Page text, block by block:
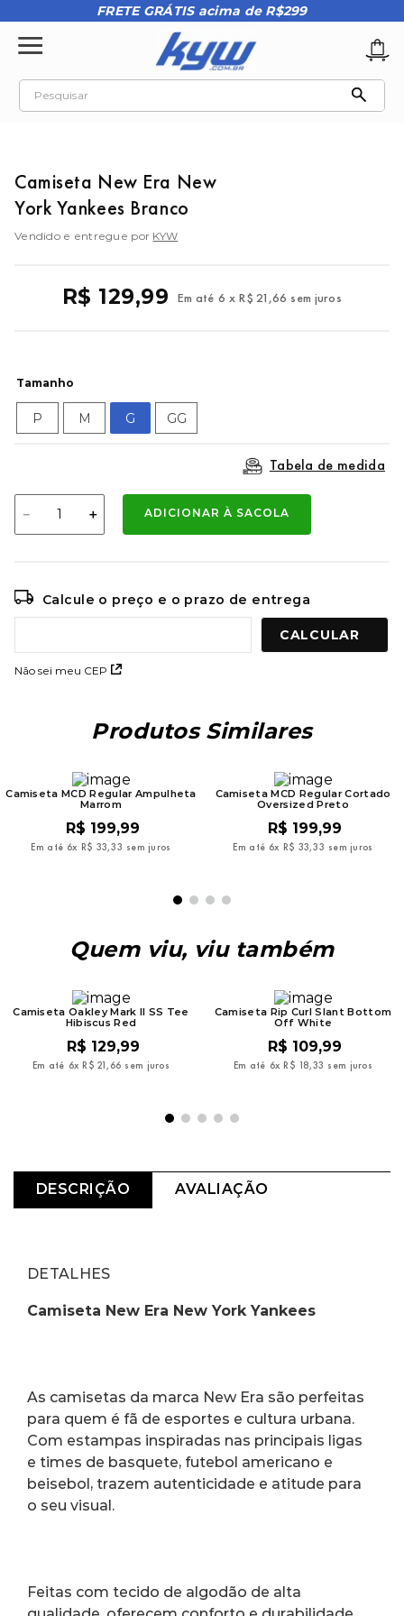
FRETE GRÁTIS acima de R$299
Pesquisar
Camiseta New Era New
York Yankees Branco
Vendido e entregue por KYW
R$ 129,99 Em até 6 x R$ 21 ,66 sem juros
Tamanho
P M G GG
Tabela de medida
＋
－ ADICIONAR À SACOLA
Calcule o preço e o prazo de entrega
Não sei meu CEP
Produtos Similares
Camiseta MCD Regular Ampulheta
Marrom
R$ 199,99
Em até 6x R$ 33,33 sem juros
Camiseta MCD Regular Cortado
Oversized Preto
R$ 199,99
Em até 6x R$ 33,33 sem juros
Quem viu, viu também
Camiseta Oakley Mark II SS Tee
Hibiscus Red
R$ 129,99
Em até 6x R$ 21 , 66 sem juros
Camiseta Rip Curl Slant Bottom
Off White
R$ 109,99
Em até 6x R$ 18,33 sem juros
DESCRIÇÃO AVALIAÇÃO
DETALHES
Camiseta New Era New York Yankees
As camisetas da marca New Era são perfeitas
para quem é fã de esportes e cultura urbana.
Com estampas inspiradas nas principais ligas
e times de basquete, futebol americano e
beisebol, trazem autenticidade e atitude para
o seu visual.
Feitas com tecido de algodão de alta
2º oakley
boné
8º regata
9º mochila oakley